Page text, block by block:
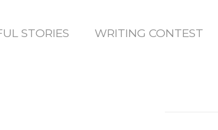
STORIES WRITING CONTEST